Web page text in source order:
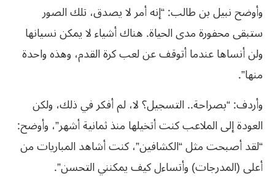
وأوضح نبيل بن طالب: “إنه أمر لا يصدق، تلك الصور
ستبقى محفورة مدى الحياة. هناك أشياء لا يمكن نسيانها
ولن أنساها عندما أتوقف عن لعب كرة القدم، وهذه واحدة
منها”.
وأردف: “بصراحة.. التسجيل؟ لا، لم أفكر في ذلك، ولكن
العودة إلى الملاعب كنت أتخيلها منذ ثمانية أشهر”، وأوضح:
“لقد أصبحت مثل “الكشافين”، كنت أشاهد المباريات من
أعلى (المدرجات) وأتساءل كيف يمكنني التحسن”.